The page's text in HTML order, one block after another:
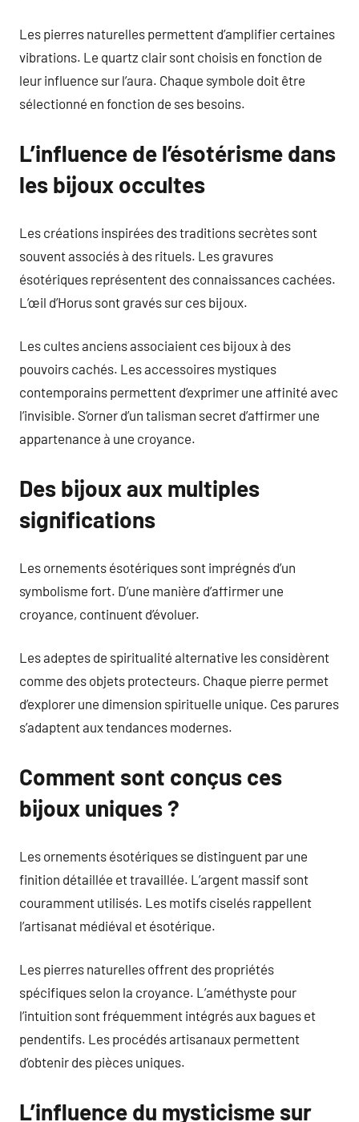
Les pierres naturelles permettent d’amplifier certaines
vibrations. Le quartz clair sont choisis en fonction de
leur influence sur l’aura. Chaque symbole doit être
sélectionné en fonction de ses besoins.
L’influence de l’ésotérisme dans
les bijoux occultes
Les créations inspirées des traditions secrètes sont
souvent associés à des rituels. Les gravures
ésotériques représentent des connaissances cachées.
L’œil d’Horus sont gravés sur ces bijoux.
Les cultes anciens associaient ces bijoux à des
pouvoirs cachés. Les accessoires mystiques
contemporains permettent d’exprimer une affinité avec
l’invisible. S’orner d’un talisman secret d’affirmer une
appartenance à une croyance.
Des bijoux aux multiples
significations
Les ornements ésotériques sont imprégnés d’un
symbolisme fort. D’une manière d’affirmer une
croyance, continuent d’évoluer.
Les adeptes de spiritualité alternative les considèrent
comme des objets protecteurs. Chaque pierre permet
d’explorer une dimension spirituelle unique. Ces parures
s’adaptent aux tendances modernes.
Comment sont conçus ces
bijoux uniques ?
Les ornements ésotériques se distinguent par une
finition détaillée et travaillée. L’argent massif sont
couramment utilisés. Les motifs ciselés rappellent
l’artisanat médiéval et ésotérique.
Les pierres naturelles offrent des propriétés
spécifiques selon la croyance. L’améthyste pour
l’intuition sont fréquemment intégrés aux bagues et
pendentifs. Les procédés artisanaux permettent
d’obtenir des pièces uniques.
L’influence du mysticisme sur